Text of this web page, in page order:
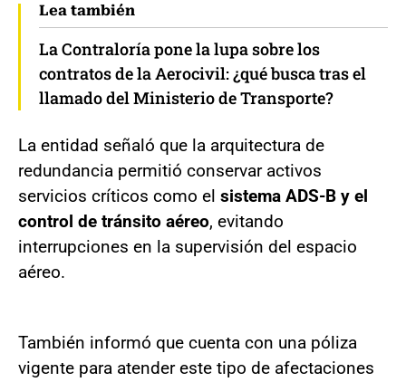
Lea también
La Contraloría pone la lupa sobre los
contratos de la Aerocivil: ¿qué busca tras el
llamado del Ministerio de Transporte?
La entidad señaló que la arquitectura de
redundancia permitió conservar activos
servicios críticos como el sistema ADS-B y el
control de tránsito aéreo, evitando
interrupciones en la supervisión del espacio
aéreo.
También informó que cuenta con una póliza
vigente para atender este tipo de afectaciones